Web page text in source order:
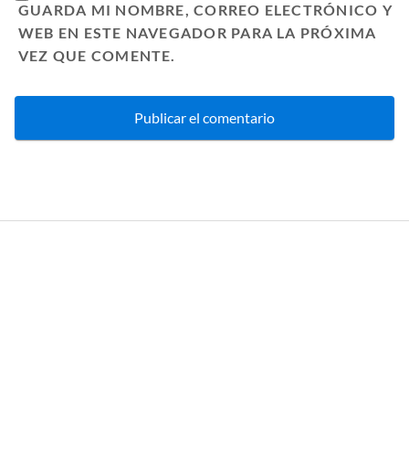
GUARDA MI NOMBRE, CORREO ELECTRÓNICO Y
WEB EN ESTE NAVEGADOR PARA LA PRÓXIMA
VEZ QUE COMENTE.